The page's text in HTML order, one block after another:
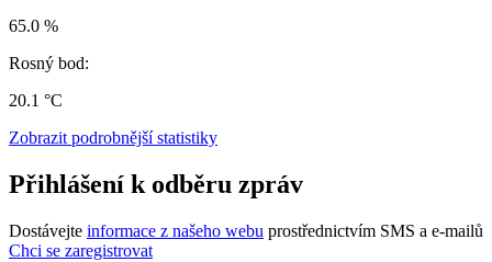
65.0 %
Rosný bod:
20.1 °C
Zobrazit podrobnější statistiky
Přihlášení k odběru zpráv
Dostávejte informace z našeho webu prostřednictvím SMS a e-mailů
Chci se zaregistrovat